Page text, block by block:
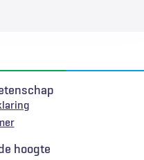
hoogte